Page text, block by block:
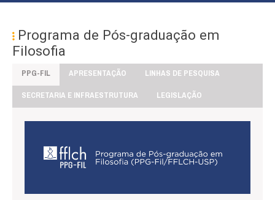
Programa de Pós-graduação em
Filosofia
PPG-FIL APRESENTAÇÃO
LINHAS DE PESQUISA
SECRETARIA E INFRAESTRUTURA
LEGISLAÇÃO